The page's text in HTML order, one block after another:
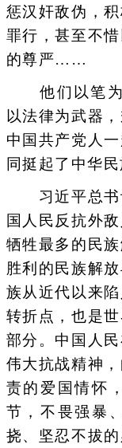
惩汉奸敌伪，
罪行，甚至不
的尊严……
他们以笔为
以法律为武器
中国共产党人
同挺起了中华
习近平总书
国人民反抗外
牺牲最多的民
胜利的民族解
族从近代以来
转折点，也是
部分。中国人
伟大抗战精神
责的爱国情怀
节，不畏强暴
挠、坚忍不拔